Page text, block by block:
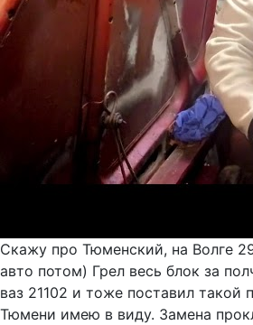
Скажу про Тюменский, на Волге
авто потом) Грел весь блок за
ваз 21102 и тоже поставил такой
Тюмени имею в виду. Замена